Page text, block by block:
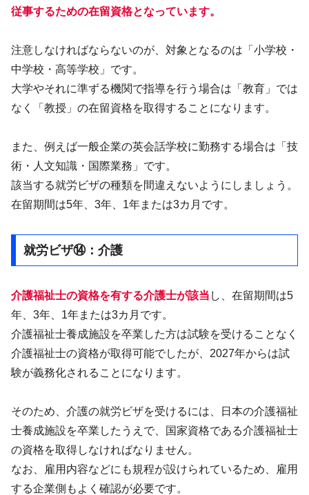
従事するための在留資格となっています。
注意しなければならないのが、対象となるのは「小学校・
中学校・高等学校」です。
大学やそれに準ずる機関で指導を行う場合は「教育」では
なく「教授」の在留資格を取得することになります。
また、例えば一般企業の英会話学校に勤務する場合は「技
術・人文知識・国際業務」です。
該当する就労ビザの種類を間違えないようにしましょう。
在留期間は5年、3年、1年または3カ月です。
就労ビザ⑭：介護
介護福祉士の資格を有する介護士が該当 し、在留期間は5
年、3年、1年または3カ月です。
介護福祉士養成施設を卒業した方は試験を受けることなく
介護福祉士の資格が取得可能でしたが、2027年からは試
験が義務化されることになります。
そのため、介護の就労ビザを受けるには、日本の介護福祉
士養成施設を卒業したうえで、国家資格である介護福祉士
の資格を取得しなければなりません。
なお、雇用内容などにも規程が設けられているため、雇用
する企業側もよく確認が必要です。